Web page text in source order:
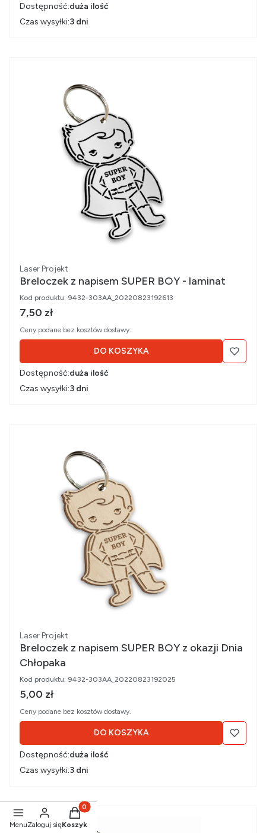
Dostępność:duża ilość
Czas wysyłki:3 dni
Producent
Laser Projekt
Breloczek z napisem SUPER BOY - laminat
Kod produktu: 9432-303AA_20220823192613
Cena brutto
7,50 zł
Ceny podane bez kosztów dostawy.
DO KOSZYKA
Dostępność:duża ilość
Czas wysyłki:3 dni
Producent
Laser Projekt
Breloczek z napisem SUPER BOY z okazji Dnia
Chłopaka
Kod produktu: 9432-303AA_20220823192025
Cena brutto
5,00 zł
Ceny podane bez kosztów dostawy.
DO KOSZYKA
Dostępność:duża ilość
Czas wysyłki:3 dni
MenuZaloguj się
Produkty w koszyku: 0. Zobacz szczegóły
Koszyk